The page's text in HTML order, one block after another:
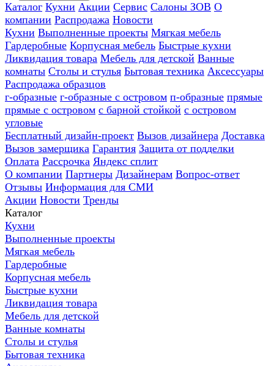
Каталог Кухни Акции Сервис Салоны ЗОВ О
компании Распродажа Новости
Кухни Выполненные проекты Мягкая мебель
Гардеробные Корпусная мебель Быстрые кухни
Ликвидация товара Мебель для детской Ванные
комнаты Столы и стулья Бытовая техника Аксессуары
Распродажа образцов
г-образные г-образные с островом п-образные прямые
прямые с островом с барной стойкой с островом
угловые
Бесплатный дизайн-проект Вызов дизайнера Доставка
Вызов замерщика Гарантия Защита от подделки
Оплата Рассрочка Яндекс сплит
О компании Партнеры Дизайнерам Вопрос-ответ
Отзывы Информация для СМИ
Акции Новости Тренды
Каталог
Кухни
Выполненные проекты
Мягкая мебель
Гардеробные
Корпусная мебель
Быстрые кухни
Ликвидация товара
Мебель для детской
Ванные комнаты
Столы и стулья
Бытовая техника